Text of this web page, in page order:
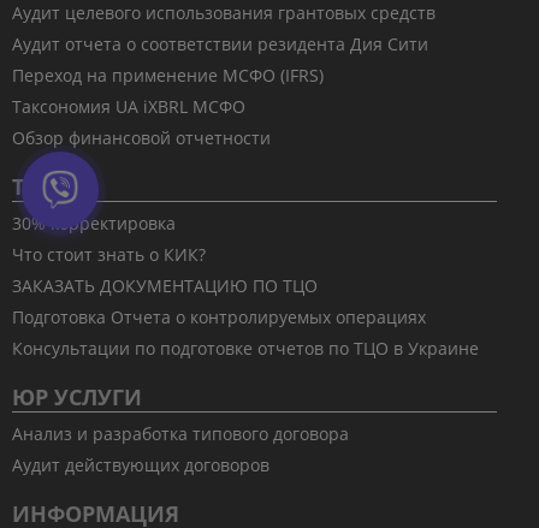
Аудит целевого использования грантовых средств
Аудит отчета о соответствии резидента Дия Сити
Переход на применение МСФО (IFRS)
Таксономия UA iXBRL МСФО
Обзор финансовой отчетности
ТЦО
30% корректировка
Что стоит знать о КИК?
ЗАКАЗАТЬ ДОКУМЕНТАЦИЮ ПО ТЦО
Подготовка Отчета о контролируемых операциях
Консультации по подготовке отчетов по ТЦО в Украине
ЮР УСЛУГИ
Анализ и разработка типового договора
Аудит действующих договоров
ИНФОРМАЦИЯ